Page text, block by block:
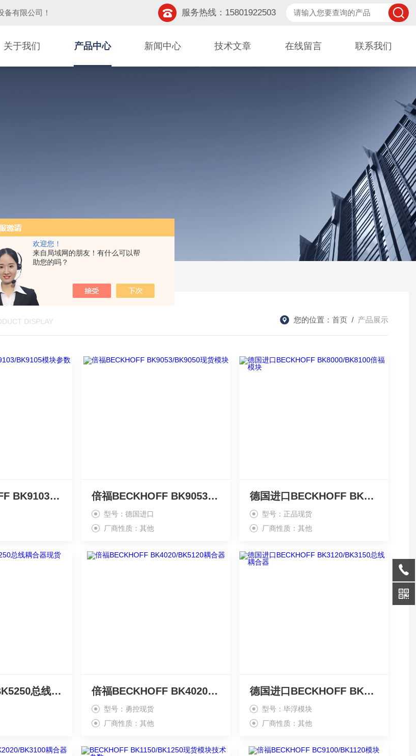
欢迎您！
来自局域网的朋友！有什么可以帮
助您的吗？
备有限公司 ！ 服务热线：15801922503
关于我们 产品中心 新闻中心 技术文章 在线留言 联系我们
DISPLAY 您的位置： 首页 / 产品展示
倍福BECKHOFF BK9103/BK9105模块参数 倍福BECKHOFF BK9053/BK9050现货模块
型号：德国进口
厂商性质：其他
德国进口BECKHOFF BK8000/BK8100倍福模块
型号：正品现货
厂商性质：其他
毕浮BK5150/BK5250总线耦合器现货 倍福BECKHOFF BK4020/BK5120耦合器
型号：勇控现货
厂商性质：其他
德国进口BECKHOFF BK3120/BK3150总线耦合器
型号：毕浮模块
厂商性质：其他